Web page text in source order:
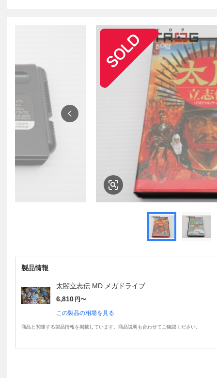
製品情報
太閤立志伝 MD メガドライブ
6,810 円〜
この製品の相場を見る
商品と関連する製品情報を掲載しています。商品説明も合わせてご確認ください。